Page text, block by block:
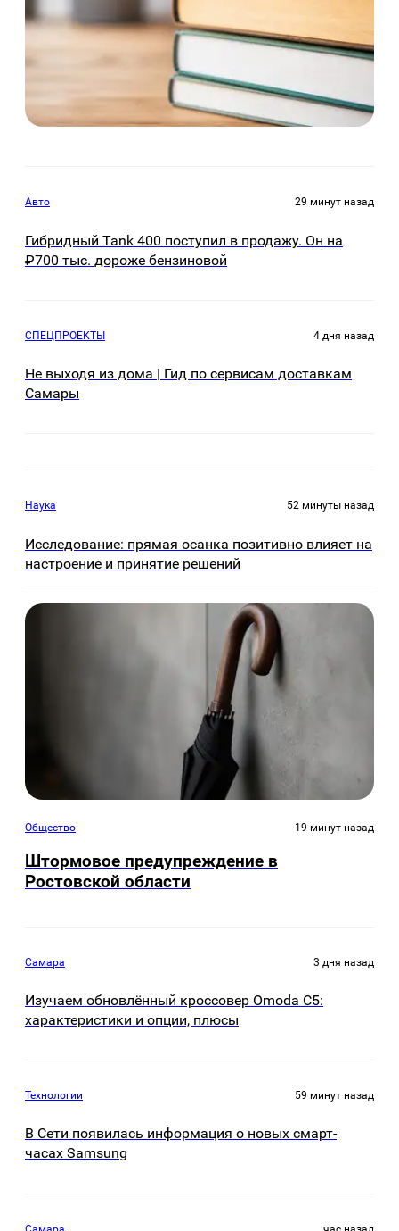
Авто 29 минут назад
Гибридный Tank 400 поступил в продажу. Он на
₽700 тыс. дороже бензиновой
СПЕЦПРОЕКТЫ 4 дня назад
Не выходя из дома | Гид по сервисам доставкам
Самары
Наука 52 минуты назад
Исследование: прямая осанка позитивно влияет на
настроение и принятие решений
Общество 19 минут назад
Штормовое предупреждение в
Ростовской области
Самара 3 дня назад
Изучаем обновлённый кроссовер Omoda C5:
характеристики и опции, плюсы
Технологии 59 минут назад
В Сети появилась информация о новых смарт-
часах Samsung